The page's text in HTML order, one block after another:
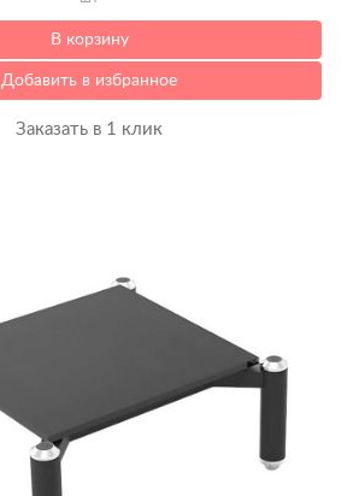
В корзину
Добавить в избранное
Заказать в 1 клик